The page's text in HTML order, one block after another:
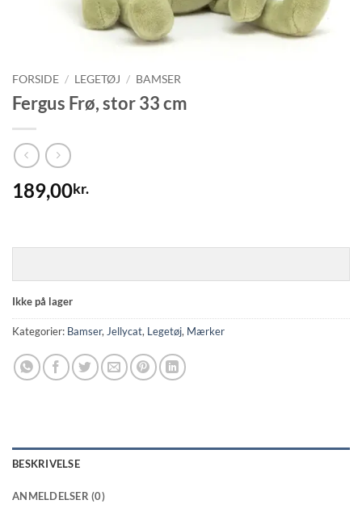
FORSIDE / LEGETØJ / BAMSER
Fergus Frø, stor 33 cm
189,00kr.
Ikke på lager
Kategorier: Bamser, Jellycat, Legetøj, Mærker
BESKRIVELSE
ANMELDELSER (0)